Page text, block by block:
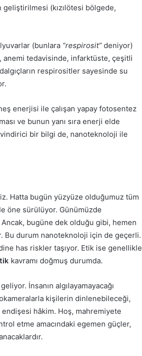
geliştirilmesi (kızılötesi bölgede,
(bunlara “respirosit” deniyor)
anemi tedavisinde, infarktüste, çeşitli
respirositler sayesinde su
enerjisi ile çalışan yapay fotosentez
ve bunun yanı sıra enerji elde
bir bilgi de, nanoteknoloji ile
Hatta bugün yüzyüze olduğumuz tüm
öne sürülüyor. Günümüzde
bugüne dek olduğu gibi, hemen
Bu durum nanoteknoloji için de geçerli.
has riskler taşıyor. Etik ise genellikle
kavramı doğmuş durumda.
İnsanın algılayamayacağı
kişilerin dinlenebileceği,
hâkim. Hoş, mahremiyete
etme amacındaki egemen güçler,